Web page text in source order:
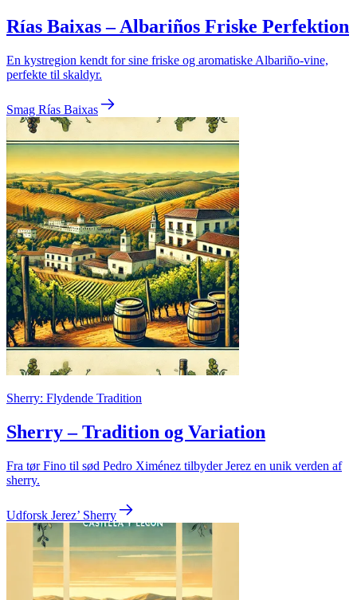
Rías Baixas – Albariños Friske Perfektion
En kystregion kendt for sine friske og aromatiske Albariño-vine,
perfekte til skaldyr.
Smag Rías Baixas
Sherry: Flydende Tradition
Sherry – Tradition og Variation
Fra tør Fino til sød Pedro Ximénez tilbyder Jerez en unik verden af
sherry.
Udforsk Jerez’ Sherry